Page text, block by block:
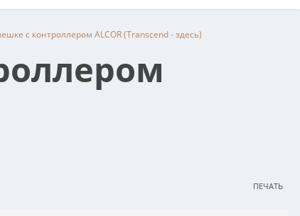
с контроллером ALCOR (Transcend - здесь)
ПЕЧАТЬ